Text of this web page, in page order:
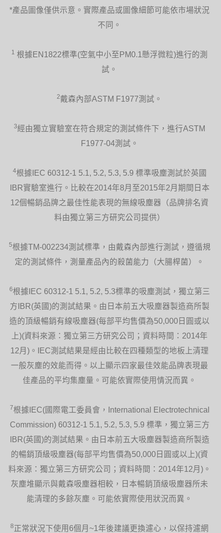
*產品圖像僅供示意。實際產品或圖像細節可能依市場狀況
不同。
1 根據EN1822標準(空氣中小至PM0.1懸浮微粒)進行的測
試。
2戴森內部ASTM F1977測試。
3經由獨立實驗室在符合規定的測試條件下，進行ASTM
F1977-04測試。
4根據IEC 60312-1 5.1, 5.2, 5.3, 5.9 標準吸塵測試於英國
IBR實驗室進行。比較在2014年8月至2015年2月期間日本
12個暢銷品牌之最佳性能表現的無線吸塵器（品牌排名資
料由獨立第三方研究公司提供）
5根據TM-002234測試標準，由戴森內部進行測試，遵循規
定的測試條件，測量產品內的殺菌能力（大腸桿菌）。
6根據IEC 60312-1 5.1, 5.2, 5.3標準的吸塵測試，獨立第三
方IBR(英國)的測試結果。由日本前五大吸塵器製造商所製
造的頂級暢銷有線吸塵器(每部平均售價為50,000日圓或以
上)(資料來源：獨立第三方研究公司；資料時間：2014年
12月)。IEC測試結果是經由比較在四種類型的地板上清理
一般灰塵的效能而得。以上顯示四家最佳效能品牌表現最
佳產品的平均集塵量。可能依實際使用情況而異。
7根據IEC(國際電工委員會，International Electrotechnical
Commission) 60312-1 5.1, 5.2, 5.3, 5.9 標準，獨立第三方
IBR(英國)的測試結果。由日本前五大吸塵器製造商所製造
的暢銷頂級吸塵器(每部平均售價為50,000日圓或以上)(資
料來源：獨立第三方研究公司；資料時間：2014年12月)。
灰塵堆顯示與戴森吸塵器相較，日本暢銷頂級吸塵器所未
能清理的多餘灰塵。可能依實際使用狀況而異。
8正常狀況下使用6個月~1年後建議更換濾心，以保持濾網